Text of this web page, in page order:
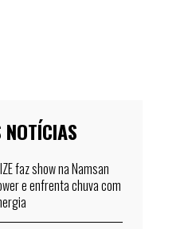
faz show na Namsan
e enfrenta chuva com